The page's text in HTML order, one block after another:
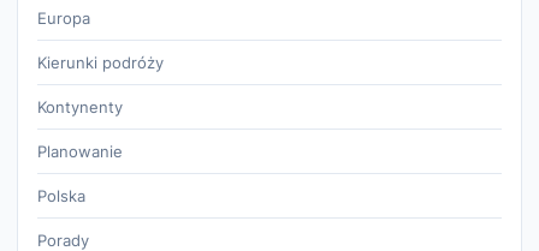
Europa
Kierunki podróży
Kontynenty
Planowanie
Polska
Porady